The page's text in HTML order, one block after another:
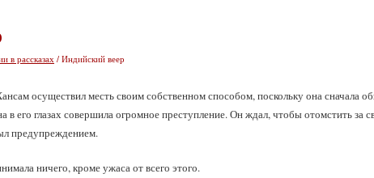
в рассказах / Индийский веер
осуществил месть своим собственном способом, поскольку она сначала
в его глазах совершила огромное преступление. Он ждал, чтобы отомстить
предупреждением.
ничего, кроме ужаса от всего этого.